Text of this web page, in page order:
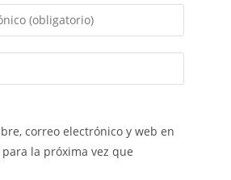
correo electrónico y web en
la próxima vez que